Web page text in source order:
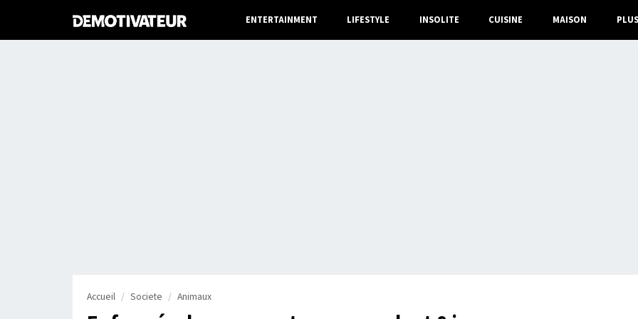
ENTERTAINMENT LIFESTYLE INSOLITE CUISINE MAISON PLUS
Accueil Societe Animaux